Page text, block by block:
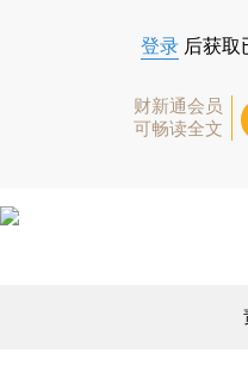
登录 后获取
财新通会员
可畅读全文